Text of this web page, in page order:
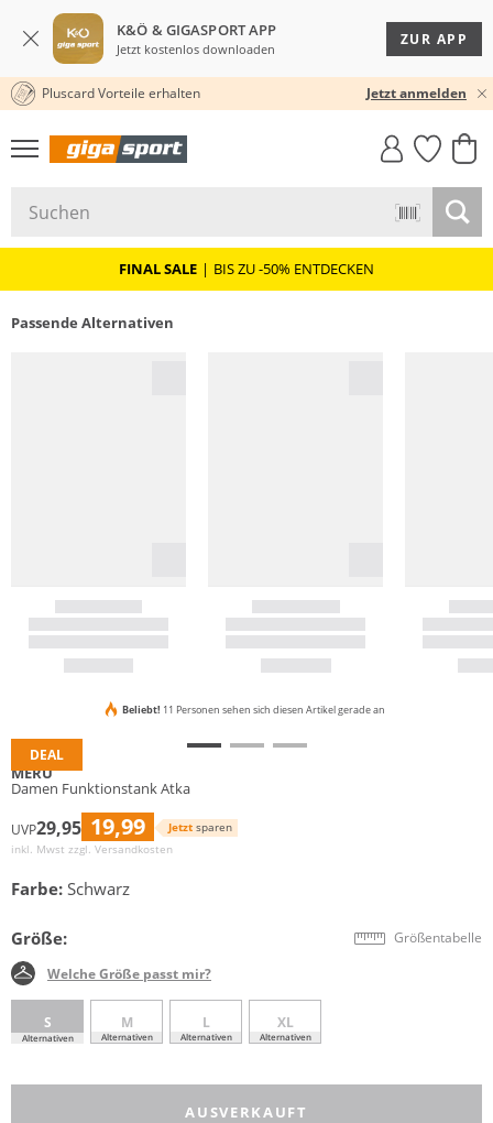
K&Ö & GIGASPORT APP
Jetzt kostenlos downloaden
ZUR APP
KOSTENLOSER VERSAND* & RÜCKVERSAND
30 TAGE RÜCKGABERECHT
Pluscard Vorteile erhalten Jetzt anmelden
GIGASTYLE
FAHRRAD­
MUST-HAVE
FINAL SALE | BIS ZU -50% ENTDECKEN
Passende Alternativen
DEAL
Beliebt! 11 Personen sehen sich diesen Artikel gerade an
MERU
Damen Funktionstank Atka
UVP29,95 19,99 Jetzt sparen
inkl. Mwst zzgl. Versandkosten
Farbe: Schwarz
Größe: Größentabelle
Welche Größe passt mir?
S
Alternativen
M
Alternativen
L
Alternativen
XL
Alternativen
AUSVERKAUFT